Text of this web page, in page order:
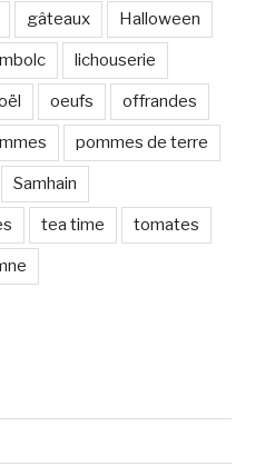
gâteaux Halloween
lichouserie
oeufs offrandes
pommes de terre
Samhain
tea time tomates